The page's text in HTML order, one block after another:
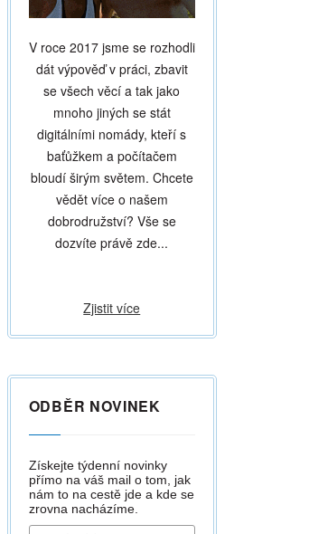
V roce 2017 jsme se rozhodli
dát výpověď v práci, zbavit
se všech věcí a tak jako
mnoho jiných se stát
digitálními nomády, kteří s
baťůžkem a počítačem
bloudí širým světem. Chcete
vědět více o našem
dobrodružství? Vše se
dozvíte právě zde...
Zjistit více
ODBĚR NOVINEK
Získejte týdenní novinky
přímo na váš mail o tom, jak
nám to na cestě jde a kde se
zrovna nacházíme.